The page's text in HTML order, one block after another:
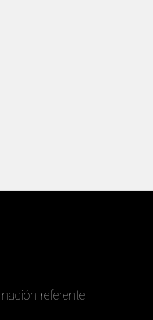
referente